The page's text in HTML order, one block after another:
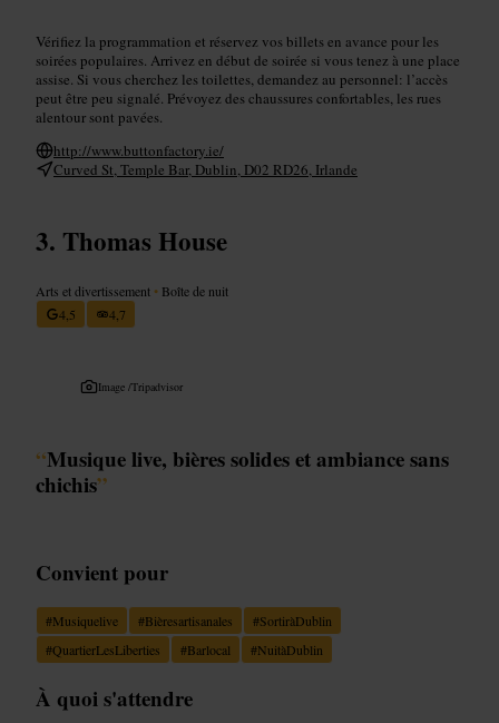
Vérifiez la programmation et réservez vos billets en avance pour les
soirées populaires. Arrivez en début de soirée si vous tenez à une place
assise. Si vous cherchez les toilettes, demandez au personnel: l’accès
peut être peu signalé. Prévoyez des chaussures confortables, les rues
alentour sont pavées.
http://www.buttonfactory.ie/
Curved St, Temple Bar, Dublin, D02 RD26, Irlande
Thomas House
Arts et divertissement • Boîte de nuit
4,5
4,7
Image /Tripadvisor
“Musique live, bières solides et ambiance sans
chichis”
Convient pour
#Musiquelive #Bièresartisanales #SortiràDublin
#QuartierLesLiberties #Barlocal #NuitàDublin
À quoi s'attendre